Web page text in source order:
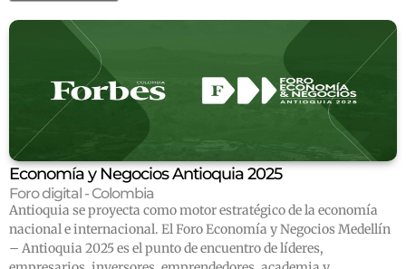
Economía y Negocios Antioquia 2025
Foro digital - Colombia
Antioquia se proyecta como motor estratégico de la economía
nacional e internacional. El Foro Economía y Negocios Medellín
– Antioquia 2025 es el punto de encuentro de líderes,